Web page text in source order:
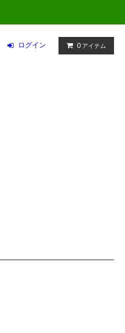
ログイン 0 アイテム